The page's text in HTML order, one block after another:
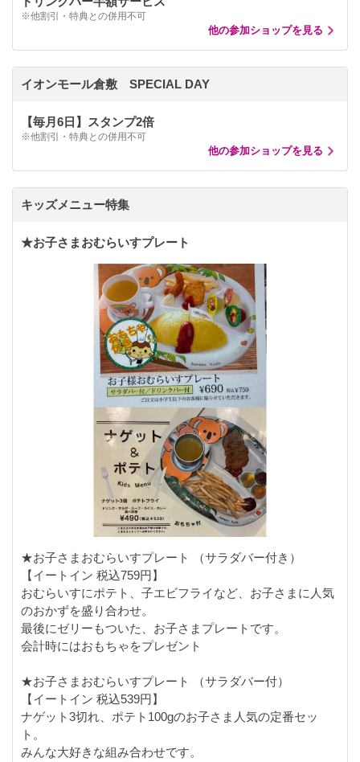
※他割引・特典との併用不可
他の参加ショップを見る
イオンモール倉敷 SPECIAL DAY
【毎月6日】スタンプ2倍
※他割引・特典との併用不可
他の参加ショップを見る
キッズメニュー特集
★お子さまおむらいすプレート
★お子さまおむらいすプレート （サラダバー付き）
【イートイン 税込759円】
おむらいすにポテト、子エビフライなど、お子さまに人気
のおかずを盛り合わせ。
最後にゼリーもついた、お子さまプレートです。
会計時にはおもちゃをプレゼント
★お子さまおむらいすプレート （サラダバー付）
【イートイン 税込539円】
ナゲット3切れ、ポテト100gのお子さま人気の定番セッ
ト。
みんな大好きな組み合わせです。